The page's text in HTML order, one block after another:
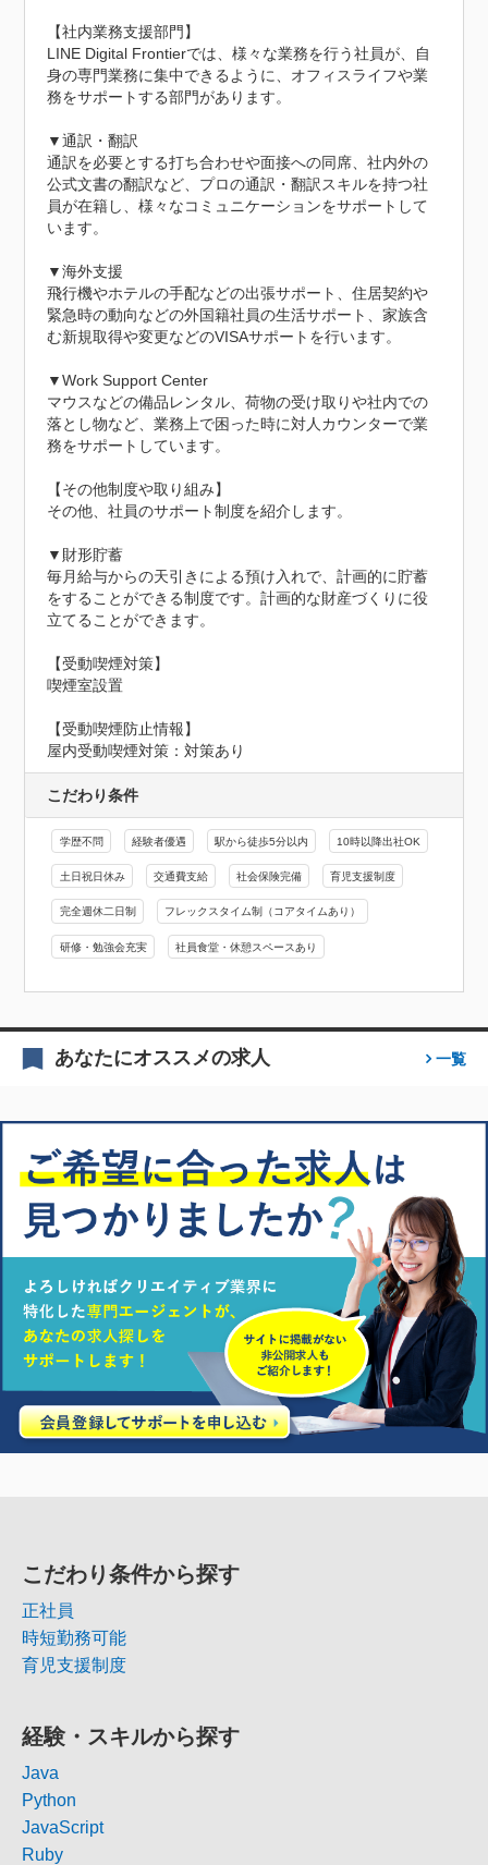
【社内業務支援部門】
LINE Digital Frontierでは、様々な業務を行う社員が、自
身の専門業務に集中できるように、オフィスライフや業
務をサポートする部門があります。
▼通訳・翻訳
通訳を必要とする打ち合わせや面接への同席、社内外の
公式文書の翻訳など、プロの通訳・翻訳スキルを持つ社
員が在籍し、様々なコミュニケーションをサポートして
います。
▼海外支援
飛行機やホテルの手配などの出張サポート、住居契約や
緊急時の動向などの外国籍社員の生活サポート、家族含
む新規取得や変更などのVISAサポートを行います。
▼Work Support Center
マウスなどの備品レンタル、荷物の受け取りや社内での
落とし物など、業務上で困った時に対人カウンターで業
務をサポートしています。
【その他制度や取り組み】
その他、社員のサポート制度を紹介します。
▼財形貯蓄
毎月給与からの天引きによる預け入れで、計画的に貯蓄
をすることができる制度です。計画的な財産づくりに役
立てることができます。
【受動喫煙対策】
喫煙室設置
【受動喫煙防止情報】
屋内受動喫煙対策：対策あり
こだわり条件
学歴不問 経験者優遇 駅から徒歩5分以内 10時以降出社OK
土日祝日休み 交通費支給 社会保険完備 育児支援制度
完全週休二日制 フレックスタイム制（コアタイムあり）
研修・勉強会充実 社員食堂・休憩スペースあり
あなたにオススメの求人 一覧
こだわり条件から探す
正社員
時短勤務可能
育児支援制度
経験・スキルから探す
Java
Python
JavaScript
Ruby